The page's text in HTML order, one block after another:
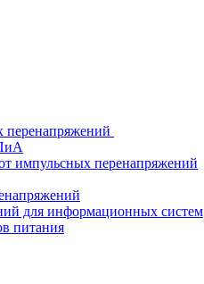
перенапряжений
импульсных перенапряжений
для информационных систем
питания